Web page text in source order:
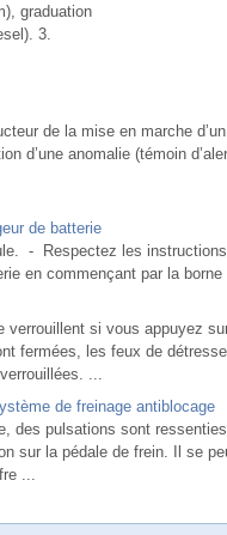
graduation
3.
de la mise en marche
d’une anomalie (témoin
de batterie
- Respectez les instructions
en commençant par la
verrouillent si vous appuyez
fermées, les feux de
...
de freinage antiblocage
des pulsations sont
sur la pédale de frein. Il se
...